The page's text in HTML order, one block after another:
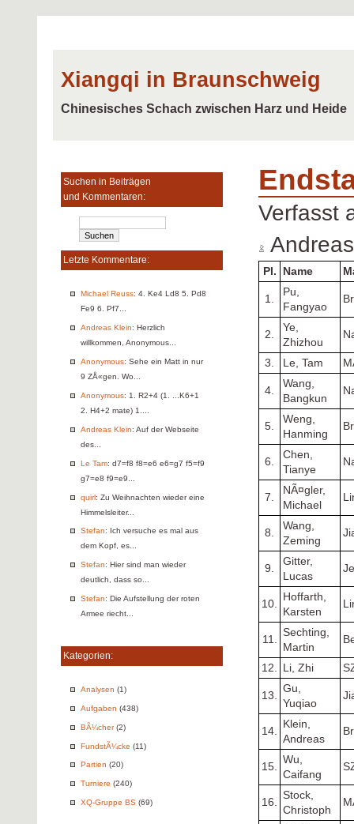
Xiangqi in Braunschweig
Chinesisches Schach zwischen Harz und Heide
Suchen in Beiträgen
und Kommentaren:
Letzte Kommentare:
Michael Reuss: 4. Ke4 Ld8 5. Pd8
Fe9 6. Pf7...
Andreas Klein: Herzlich
willkommen, Anonymous...
Anonymous: Sehe ein Matt in nur
9 ZÅ«gen. Wo...
Anonymous: 1. R2+4 (1. ...K6+1
2. H4+2 mate) 1....
Andreas Klein: Auf der Webseite
des...
Le Tam: d7=f8 f8=e6 e6=g7 f5=f9
g7=e8 f9=e9...
quirl: Zu Weihnachten wieder eine
Himmelsleiter...
Stefan: Ich versuche es mal aus
dem Kopf, es...
Stefan: Hier sind man wieder
deutlich, dass so...
Stefan: Die Aufstellung der roten
Armee riecht...
Kategorien:
Analysen (1)
Aufgaben (438)
BÃ¼cher(2)
FundstÃ¼cke (11)
Partien (20)
Turniere (240)
XQ-Gruppe BS (69)
Verfasst
Pl. Name
1.
Pu,
Fangyao
2.
Ye,
Zhizhou
3. Le, Tam
4.
Wang,
Bangkun
5.
Weng,
Hanming
6.
Chen,
Tianye
7.
NÃ¤gler,
Michael
8.
Wang,
Zeming
9.
Gitter,
Lucas
10.
Hoffarth,
Karsten
11.
Sechting,
Martin
12. Li, Zhi
13.
Gu,
Yuqiao
14.
Klein,
Andreas
15.
Wu,
Caifang
16.
Stock,
Christoph